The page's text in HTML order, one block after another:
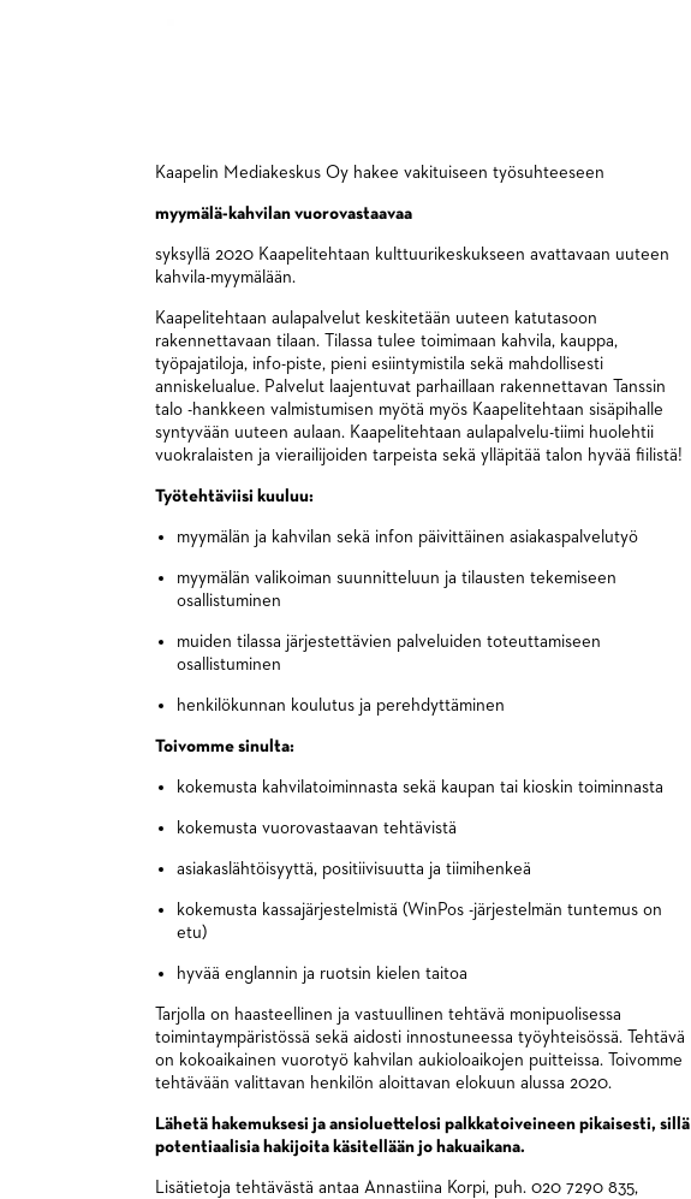
Kaapelin Mediakeskus Oy hakee vakituiseen työsuhteeseen
myymälä-kahvilan vuorovastaavaa
syksyllä 2020 Kaapelitehtaan kulttuurikeskukseen avattavaan uuteen
kahvila-myymälään.
Kaapelitehtaan aulapalvelut keskitetään uuteen katutasoon
rakennettavaan tilaan. Tilassa tulee toimimaan kahvila, kauppa,
työpajatiloja, info-piste, pieni esiintymistila sekä mahdollisesti
anniskelualue. Palvelut laajentuvat parhaillaan rakennettavan Tanssin
talo -hankkeen valmistumisen myötä myös Kaapelitehtaan sisäpihalle
syntyvään uuteen aulaan. Kaapelitehtaan aulapalvelu-tiimi huolehtii
vuokralaisten ja vierailijoiden tarpeista sekä ylläpitää talon hyvää fiilistä!
Työtehtäviisi kuuluu:
myymälän ja kahvilan sekä infon päivittäinen asiakaspalvelutyö
myymälän valikoiman suunnitteluun ja tilausten tekemiseen
osallistuminen
muiden tilassa järjestettävien palveluiden toteuttamiseen
osallistuminen
henkilökunnan koulutus ja perehdyttäminen
Toivomme sinulta:
kokemusta kahvilatoiminnasta sekä kaupan tai kioskin toiminnasta
kokemusta vuorovastaavan tehtävistä
asiakaslähtöisyyttä, positiivisuutta ja tiimihenkeä
kokemusta kassajärjestelmistä (WinPos -järjestelmän tuntemus on
etu)
hyvää englannin ja ruotsin kielen taitoa
Tarjolla on haasteellinen ja vastuullinen tehtävä monipuolisessa
toimintaympäristössä sekä aidosti innostuneessa työyhteisössä. Tehtävä
on kokoaikainen vuorotyö kahvilan aukioloaikojen puitteissa. Toivomme
tehtävään valittavan henkilön aloittavan elokuun alussa 2020.
Lähetä hakemuksesi ja ansioluettelosi palkkatoiveineen pikaisesti, sillä
potentiaalisia hakijoita käsitellään jo hakuaikana.
Lisätietoja tehtävästä antaa Annastiina Korpi, puh. 020 7290 835,